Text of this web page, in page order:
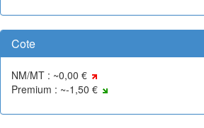
Cote
NM/MT : ~0,00 €
Premium : ~-1,50 €